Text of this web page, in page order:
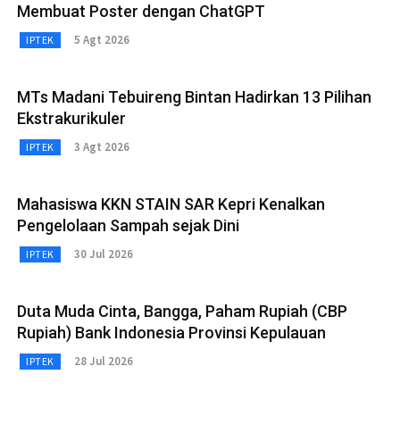
Membuat Poster dengan ChatGPT
IPTEK 5 Agt 2026
MTs Madani Tebuireng Bintan Hadirkan 13 Pilihan
Ekstrakurikuler
IPTEK 3 Agt 2026
Mahasiswa KKN STAIN SAR Kepri Kenalkan
Pengelolaan Sampah sejak Dini
IPTEK 30 Jul 2026
Duta Muda Cinta, Bangga, Paham Rupiah (CBP
Rupiah) Bank Indonesia Provinsi Kepulauan
IPTEK 28 Jul 2026